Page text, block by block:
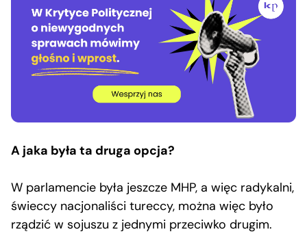
A jaka była ta druga opcja?
W parlamencie była jeszcze MHP, a więc radykalni,
świeccy nacjonaliści tureccy, można więc było
rządzić w sojuszu z jednymi przeciwko drugim.